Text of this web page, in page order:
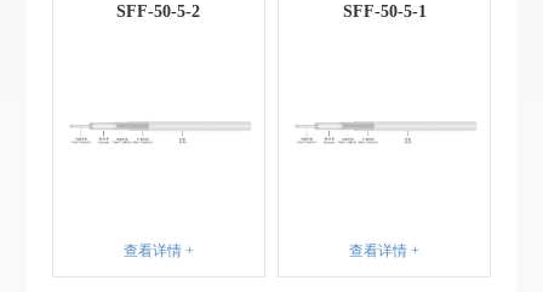
SFF-50-5-2
查看详情 +
SFF-50-5-1
查看详情 +